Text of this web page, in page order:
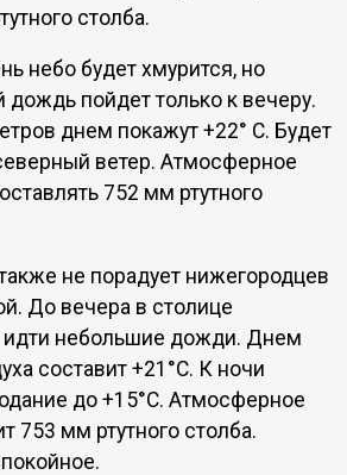
столба.
небо будет хмурится, но
пойдет только к вечеру.
днем покажут +22° С. Будет
ветер. Атмосферное
752 мм ртутного
не порадует нижегородцев
До вечера в столице
идти небольшие дожди. Днем
составит +21°С. К ночи
до +15°С. Атмосферное
753 мм ртутного столба.